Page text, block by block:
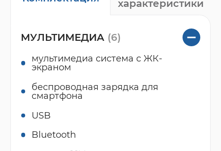
характеристики
МУЛЬТИМЕДИА (6)
мультимедиа система с ЖК-
экраном
беспроводная зарядка для
смартфона
USB
Bluetooth